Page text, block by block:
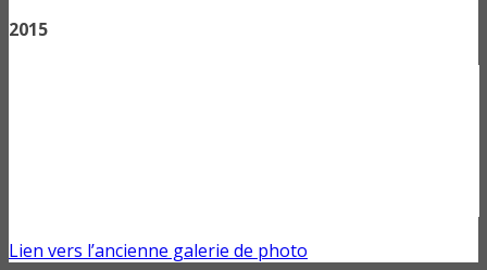
2015
Lien vers l’ancienne galerie de photo